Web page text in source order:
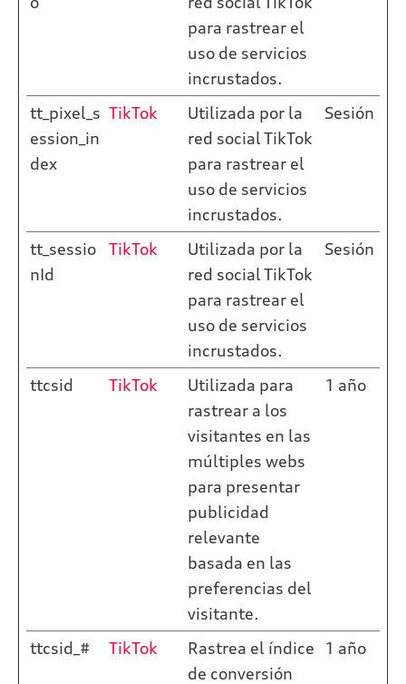
para rastrear el
uso de servicios
incrustados.
tt_pixel_s
ession_in
dex
TikTok
Utilizada por la
red social TikTok
para rastrear el
uso de servicios
incrustados.
Sesión
tt_sessio
nId
TikTok
Utilizada por la
red social TikTok
para rastrear el
uso de servicios
incrustados.
Sesión
ttcsid TikTok
Utilizada para
rastrear a los
visitantes en las
múltiples webs
para presentar
publicidad
relevante
basada en las
preferencias del
visitante.
1 año
ttcsid_# TikTok
Rastrea el índice
de conversión
1 año